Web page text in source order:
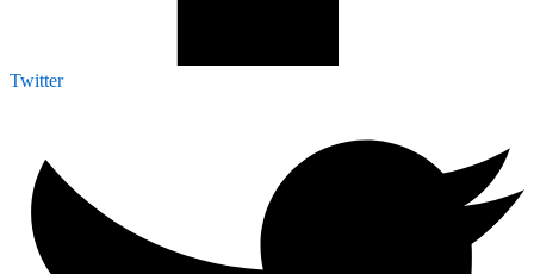
Twitter